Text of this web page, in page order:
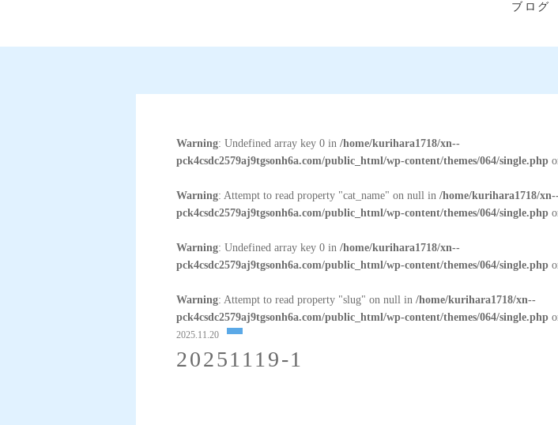
ブログ
Warning: Undefined array key 0 in/home/kurihara1718/xn--
pck4csdc2579aj9tgsonh6a.com/public_html/wp-content/themes/064/single.php
Warning: Attempt to read property "cat_name" on null in/home/kurihara1718/xn--
pck4csdc2579aj9tgsonh6a.com/public_html/wp-content/themes/064/single.php
Warning: Undefined array key 0 in/home/kurihara1718/xn--
pck4csdc2579aj9tgsonh6a.com/public_html/wp-content/themes/064/single.php
Warning: Attempt to read property "slug" on null in/home/kurihara1718/xn--
pck4csdc2579aj9tgsonh6a.com/public_html/wp-content/themes/064/single.php
2025.11.20
20251119-1